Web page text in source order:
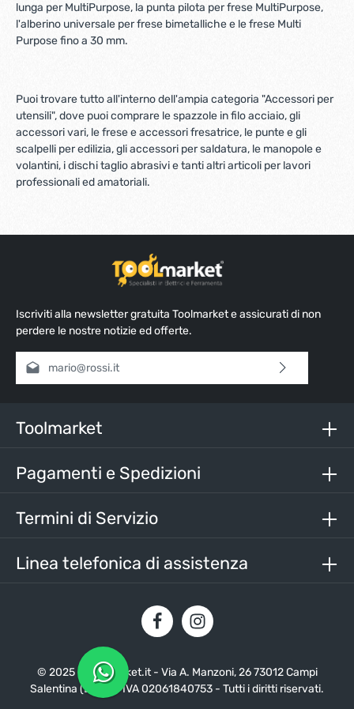
lunga per MultiPurpose, la punta pilota per frese MultiPurpose,
l'alberino universale per frese bimetalliche e le frese Multi
Purpose fino a 30 mm.
Puoi trovare tutto all'interno dell'ampia categoria "Accessori per
utensili", dove puoi comprare le spazzole in filo acciaio, gli
accessori vari, le frese e accessori fresatrice, le punte e gli
scalpelli per edilizia, gli accessori per saldatura, le manopole e
volantini, i dischi taglio abrasivi e tanti altri articoli per lavori
professionali ed amatoriali.
Iscriviti alla newsletter gratuita Toolmarket e assicurati di non
perdere le nostre notizie ed offerte.
Indirizzo e-mail*
nostri termini e condizioni generali
Inserisci i caratteri sopra*
Linea telefonica di assistenza
Toolmarket
Pagamenti e Spedizioni
Termini di Servizio
© 2025 - Toolmarket.it - Via A. Manzoni, 26 73012 Campi
Salentina (LE) - P. IVA 02061840753 - Tutti i diritti riservati.